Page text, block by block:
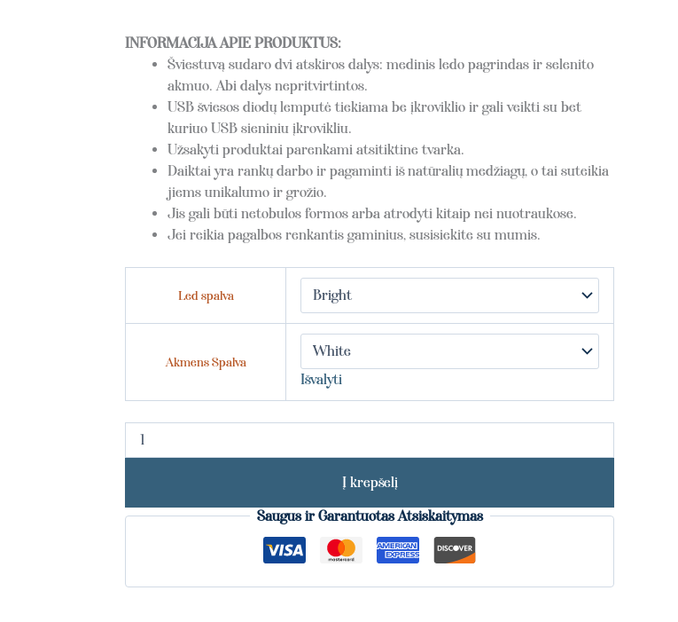
INFORMACIJA APIE PRODUKTUS:
Šviestuvą sudaro dvi atskiros dalys: medinis ledo pagrindas ir selenito
akmuo. Abi dalys nepritvirtintos.
USB šviesos diodų lemputė tiekiama be įkroviklio ir gali veikti su bet
kuriuo USB sieniniu įkrovikliu.
Užsakyti produktai parenkami atsitiktine tvarka.
Daiktai yra rankų darbo ir pagaminti iš natūralių medžiagų, o tai suteikia
jiems unikalumo ir grožio.
Jis gali būti netobulos formos arba atrodyti kitaip nei nuotraukose.
Jei reikia pagalbos renkantis gaminius, susisiekite su mumis.
Led spalva
Akmens Spalva
Išvalyti
Į krepšelį
Saugus ir Garantuotas Atsiskaitymas